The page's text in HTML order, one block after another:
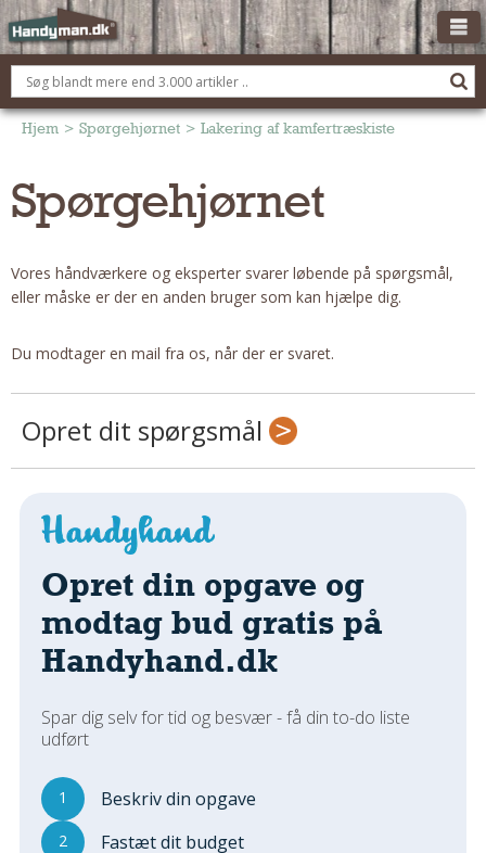
OM HANDYMAN.DK
FÅ 3 TILBUD
BOLIG KØBERÅDGIVNING
Montage Og Nybyg
Reparation Og Vedligehold
Om Materialer
Om Værktøj
Udskiftning Og Montage
Om Materialer
Tips Og Tests
VVS
Montage Og Udskiftning
Reparation Og Vedligehold
Varme Og Energi
Andet
MALER
Indendørs
Udendørs
Hjem > Spørgehjørnet > Lakering af kamfertræskiste
Spørgehjørnet
Vores håndværkere og eksperter svarer løbende på spørgsmål,
eller måske er der en anden bruger som kan hjælpe dig.
Du modtager en mail fra os, når der er svaret.
Opret dit spørgsmål
Opret din opgave og
modtag bud gratis på
Handyhand.dk
Spar dig selv for tid og besvær - få din to-do liste
udført
1 Beskriv din opgave
2 Fastæt dit budget